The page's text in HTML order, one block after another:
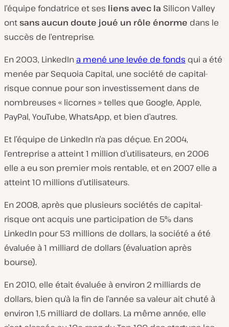
l’équipe fondatrice et ses liens avec la Silicon Valley
ontsans aucun doute joué un rôle énorme dans le
succès de l’entreprise.
En 2003, LinkedIn a mené une levée de fonds qui a été
menée par Sequoia Capital, une société de capital-
risque connue pour son investissement dans de
nombreuses « licornes » telles que Google, Apple,
PayPal, YouTube, WhatsApp, et bien d’autres.
Et l’équipe de LinkedIn n’a pas déçue. En 2004,
l’entreprise a atteint 1 million d’utilisateurs, en 2006
elle a eu son premier mois rentable, et en 2007 elle a
atteint 10 millions d’utilisateurs.
En 2008, après que plusieurs sociétés de capital-
risque ont acquis une participation de 5% dans
LinkedIn pour 53 millions de dollars, la société a été
évaluée à 1 milliard de dollars (évaluation après
bourse).
En 2010, elle était évaluée à environ 2 milliards de
dollars, bien qu’à la fin de l’année sa valeur ait chuté à
environ 1,5 milliard de dollars. La même année, elle